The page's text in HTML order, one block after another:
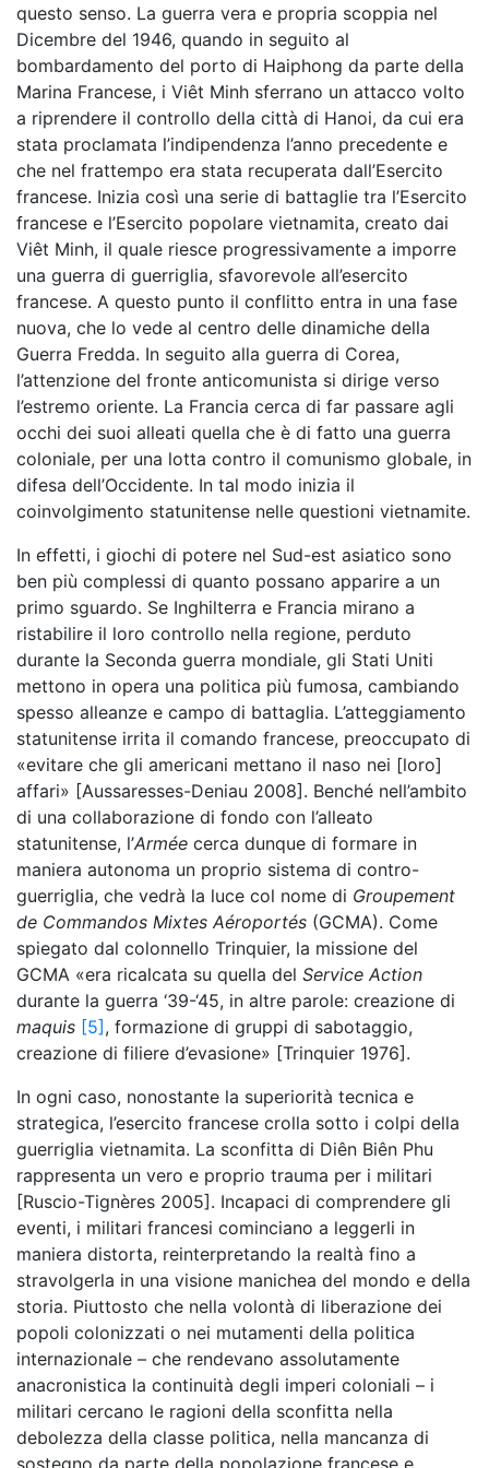
questo senso. La guerra vera e propria scoppia nel
Dicembre del 1946, quando in seguito al
bombardamento del porto di Haiphong da parte della
Marina Francese, i Viêt Minh sferrano un attacco volto
a riprendere il controllo della città di Hanoi, da cui era
stata proclamata l’indipendenza l’anno precedente e
che nel frattempo era stata recuperata dall’Esercito
francese. Inizia così una serie di battaglie tra l’Esercito
francese e l’Esercito popolare vietnamita, creato dai
Viêt Minh, il quale riesce progressivamente a imporre
una guerra di guerriglia, sfavorevole all’esercito
francese. A questo punto il conflitto entra in una fase
nuova, che lo vede al centro delle dinamiche della
Guerra Fredda. In seguito alla guerra di Corea,
l’attenzione del fronte anticomunista si dirige verso
l’estremo oriente. La Francia cerca di far passare agli
occhi dei suoi alleati quella che è di fatto una guerra
coloniale, per una lotta contro il comunismo globale, in
difesa dell’Occidente. In tal modo inizia il
coinvolgimento statunitense nelle questioni vietnamite.
In effetti, i giochi di potere nel Sud-est asiatico sono
ben più complessi di quanto possano apparire a un
primo sguardo. Se Inghilterra e Francia mirano a
ristabilire il loro controllo nella regione, perduto
durante la Seconda guerra mondiale, gli Stati Uniti
mettono in opera una politica più fumosa, cambiando
spesso alleanze e campo di battaglia. L’atteggiamento
statunitense irrita il comando francese, preoccupato di
«evitare che gli americani mettano il naso nei [loro]
affari» [Aussaresses-Deniau 2008]. Benché nell’ambito
di una collaborazione di fondo con l’alleato
statunitense, l’Armée cerca dunque di formare in
maniera autonoma un proprio sistema di contro-
guerriglia, che vedrà la luce col nome di Groupement
de Commandos Mixtes Aéroportés (GCMA). Come
spiegato dal colonnello Trinquier, la missione del
GCMA «era ricalcata su quella del Service Action
durante la guerra ‘39-‘45, in altre parole: creazione di
maquis [5], formazione di gruppi di sabotaggio,
creazione di filiere d’evasione» [Trinquier 1976].
In ogni caso, nonostante la superiorità tecnica e
strategica, l’esercito francese crolla sotto i colpi della
guerriglia vietnamita. La sconfitta di Diên Biên Phu
rappresenta un vero e proprio trauma per i militari
[Ruscio-Tignères 2005]. Incapaci di comprendere gli
eventi, i militari francesi cominciano a leggerli in
maniera distorta, reinterpretando la realtà fino a
stravolgerla in una visione manichea del mondo e della
storia. Piuttosto che nella volontà di liberazione dei
popoli colonizzati o nei mutamenti della politica
internazionale – che rendevano assolutamente
anacronistica la continuità degli imperi coloniali – i
militari cercano le ragioni della sconfitta nella
debolezza della classe politica, nella mancanza di
sostegno da parte della popolazione francese e,